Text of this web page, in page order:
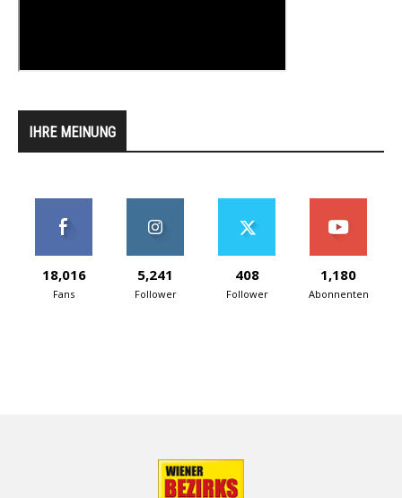
IHRE MEINUNG
18,016
Fans
5,241
Follower
408
Follower
1,180
Abonnenten